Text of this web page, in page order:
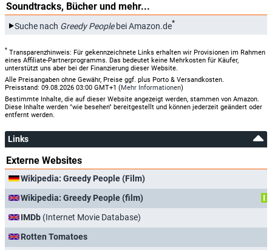
Soundtracks, Bücher und mehr...
Suche nach Greedy Peoplebei Amazon.de*
* Transparenzhinweis: Für gekennzeichnete Links erhalten wir Provisionen im Rahmen
eines Affiliate-Partnerprogramms. Das bedeutet keine Mehrkosten für Käufer,
unterstützt uns aber bei der Finanzierung dieser Website.
Alle Preisangaben ohne Gewähr, Preise ggf. plus Porto & Versandkosten.
Preisstand: 09.08.2026 03:00 GMT+1 (Mehr Informationen)
Bestimmte Inhalte, die auf dieser Website angezeigt werden, stammen von Amazon.
Diese Inhalte werden "wie besehen" bereitgestellt und können jederzeit geändert oder
entfernt werden.
Links
Externe Websites
Wikipedia: Greedy People (Film)
Wikipedia: Greedy People (film)
I
IMDb (Internet Movie Database)
Rotten Tomatoes